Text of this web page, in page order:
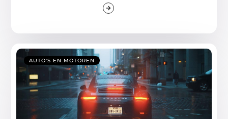
AUTO'S EN MOTOREN